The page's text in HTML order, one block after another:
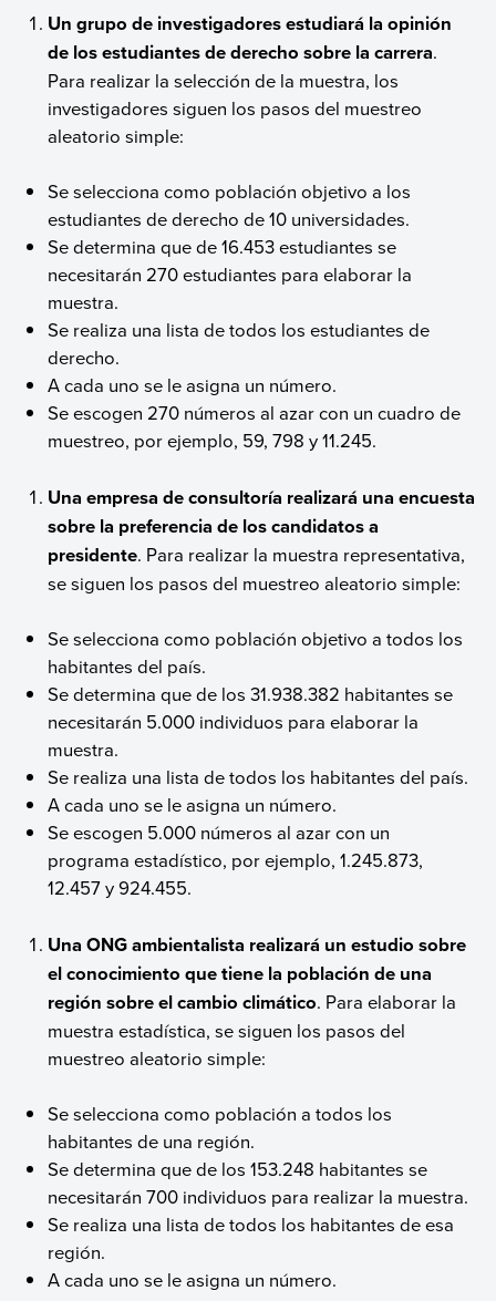
Un grupo de investigadores estudiará la opinión
de los estudiantes de derecho sobre la carrera.
Para realizar la selección de la muestra, los
investigadores siguen los pasos del muestreo
aleatorio simple:
Se selecciona como población objetivo a los
estudiantes de derecho de 10 universidades.
Se determina que de 16.453 estudiantes se
necesitarán 270 estudiantes para elaborar la
muestra.
Se realiza una lista de todos los estudiantes de
derecho.
A cada uno se le asigna un número.
Se escogen 270 números al azar con un cuadro de
muestreo, por ejemplo, 59, 798 y 11.245.
Una empresa de consultoría realizará una encuesta
sobre la preferencia de los candidatos a
presidente. Para realizar la muestra representativa,
se siguen los pasos del muestreo aleatorio simple:
Se selecciona como población objetivo a todos los
habitantes del país.
Se determina que de los 31.938.382 habitantes se
necesitarán 5.000 individuos para elaborar la
muestra.
Se realiza una lista de todos los habitantes del país.
A cada uno se le asigna un número.
Se escogen 5.000 números al azar con un
programa estadístico, por ejemplo, 1.245.873,
12.457 y 924.455.
Una ONG ambientalista realizará un estudio sobre
el conocimiento que tiene la población de una
región sobre el cambio climático. Para elaborar la
muestra estadística, se siguen los pasos del
muestreo aleatorio simple:
Se selecciona como población a todos los
habitantes de una región.
Se determina que de los 153.248 habitantes se
necesitarán 700 individuos para realizar la muestra.
Se realiza una lista de todos los habitantes de esa
región.
A cada uno se le asigna un número.